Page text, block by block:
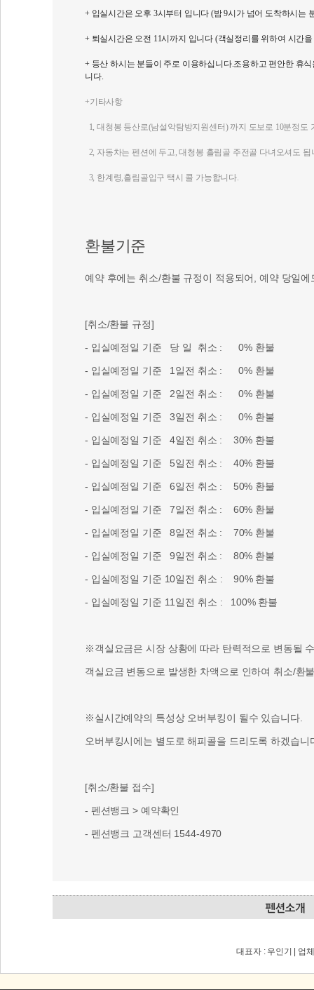
+ 입실시간은 오후 3시부터 입니다 (밤 9시가 넘어 도착하시는
+ 퇴실시간은 오전 11시까지 입니다 (객실정리를 위하여 시간
+ 등산 하시는 분들이 주로 이용하십니다.조용하고 편안한 휴
니다.
+기타사항
1, 대청봉 등산로(남설악탐방지원센터) 까지 도보로 10분정도
2, 자동차는 펜션에 두고, 대청봉 흘림골 주전골 다녀오셔도 됩
3, 한계령,흘림골입구 택시 콜 가능합니다.
환불기준
예약 후에는 취소/환불 규정이 적용되어, 예약 당일
[취소/환불 규정]
- 입실예정일 기준 당 일 취소 : 0% 환불
- 입실예정일 기준 1일전 취소 : 0% 환불
- 입실예정일 기준 2일전 취소 : 0% 환불
- 입실예정일 기준 3일전 취소 : 0% 환불
- 입실예정일 기준 4일전 취소 : 30% 환불
- 입실예정일 기준 5일전 취소 : 40% 환불
- 입실예정일 기준 6일전 취소 : 50% 환불
- 입실예정일 기준 7일전 취소 : 60% 환불
- 입실예정일 기준 8일전 취소 : 70% 환불
- 입실예정일 기준 9일전 취소 : 80% 환불
- 입실예정일 기준 10일전 취소 : 90% 환불
- 입실예정일 기준 11일전 취소 : 100% 환불
※객실요금은 시장 상황에 따라 탄력적으로 변동될
객실요금 변동으로 발생한 차액으로 인하여 취소/환
※실시간예약의 특성상 오버부킹이 될수 있습니다.
오버부킹시에는 별도로 해피콜을 드리도록 하겠습니
[취소/환불 접수]
- 펜션뱅크 > 예약확인
- 펜션뱅크 고객센터 1544-4970
대표자 : 우인기 | 업